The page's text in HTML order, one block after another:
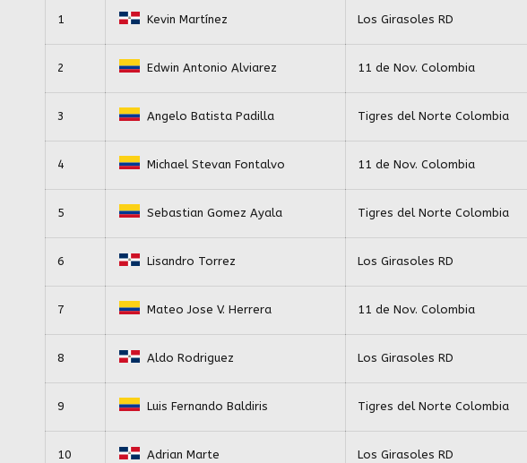
1 Kevin Martínez Los Girasoles RD
2 Edwin Antonio Alviarez 11 de Nov. Colombia
3 Angelo Batista Padilla Tigres del Norte Colombia
4 Michael Stevan Fontalvo 11 de Nov. Colombia
5 Sebastian Gomez Ayala Tigres del Norte Colombia
6 Lisandro Torrez Los Girasoles RD
7 Mateo Jose V. Herrera 11 de Nov. Colombia
8 Aldo Rodriguez Los Girasoles RD
9 Luis Fernando Baldiris Tigres del Norte Colombia
10 Adrian Marte Los Girasoles RD